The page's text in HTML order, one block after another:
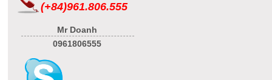
(+84)961.806.555
Mr Doanh
0961806555